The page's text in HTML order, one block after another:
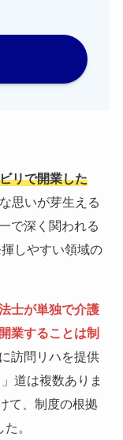
リで開業した
思いが芽生える
で深く関われる
しやすい領域の
士が単独で介護
業することは制
訪問リハを提供
道は複数ありま
て、制度の根拠
。